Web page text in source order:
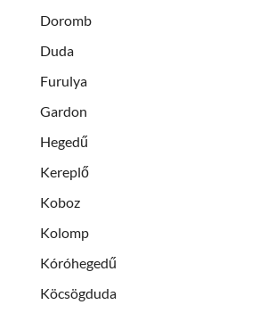
Doromb
Duda
Furulya
Gardon
Hegedű
Kereplő
Koboz
Kolomp
Kóróhegedű
Köcsögduda